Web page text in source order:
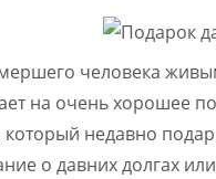
человека
на очень хорошее
который недавно
о давних долгах